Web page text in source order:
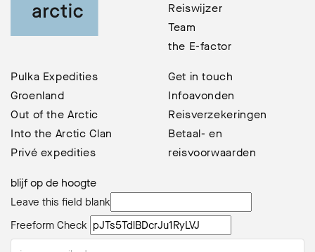
Reiswijzer
Team
the E-factor
Pulka Expedities
Groenland
Out of the Arctic
Into the Arctic Clan
Privé expedities
Get in touch
Infoavonden
Reisverzekeringen
Betaal- en
reisvoorwaarden
blijf op de hoogte
Leave this field blank
Freeform Check